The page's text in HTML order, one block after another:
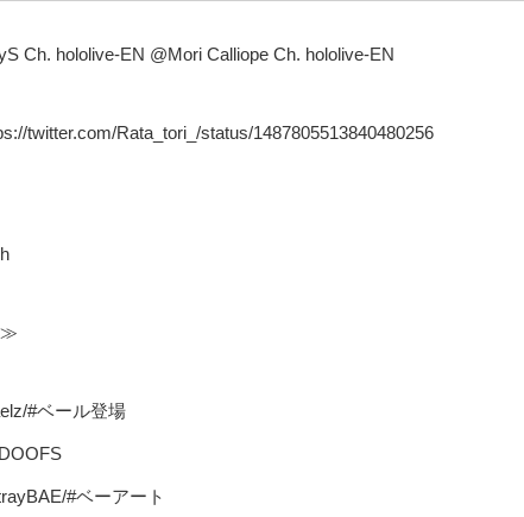
Ch. hololive-EN @Mori Calliope Ch. hololive-EN
twitter.com/Rata_tori_/status/1487805513840480256
#ベール登場
#ベーアート